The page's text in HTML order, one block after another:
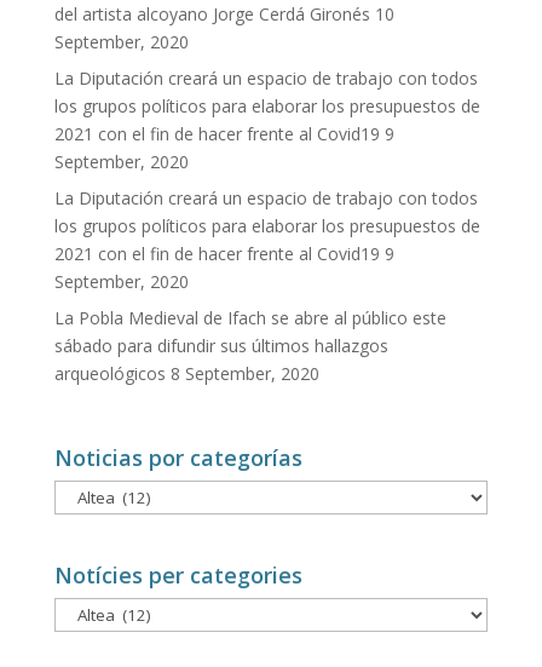
del artista alcoyano Jorge Cerdá Gironés 10
September, 2020
La Diputación creará un espacio de trabajo con todos
los grupos políticos para elaborar los presupuestos de
2021 con el fin de hacer frente al Covid19 9
September, 2020
La Diputación creará un espacio de trabajo con todos
los grupos políticos para elaborar los presupuestos de
2021 con el fin de hacer frente al Covid19 9
September, 2020
La Pobla Medieval de Ifach se abre al público este
sábado para difundir sus últimos hallazgos
arqueológicos 8 September, 2020
Noticias por categorías
Noticias
por
Notícies per categories
Notícies
per